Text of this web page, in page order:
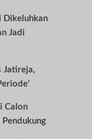
Dikeluhkan
Jadi
Jatireja,
Calon